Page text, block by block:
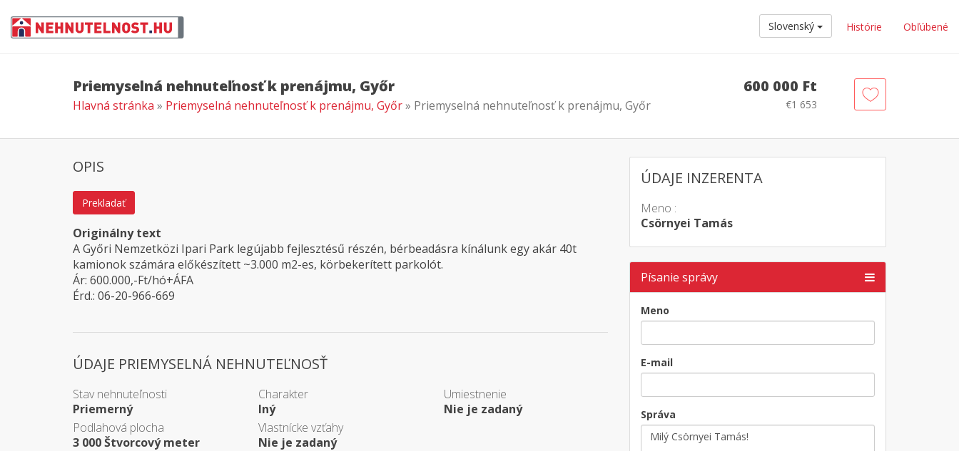
Slovenský Histórie Obľúbené
Priemyselná nehnuteľnosť k prenájmu, Győr
Hlavná stránka » Priemyselná nehnuteľnosť k prenájmu, Győr» Priemyselná nehnuteľnosť k prenájmu, Győr
600 000 Ft
€1 653
ÚDAJE INZERENTA
Meno :
Csörnyei Tamás
Písanie správy
Meno
E-mail
Správa
OPIS
Prekladať
Originálny text
A Győri Nemzetközi Ipari Park legújabb fejlesztésű részén, bérbeadásra kínálunk egy akár 40t
kamionok számára előkészített ~3.000 m2-es, körbekerített parkolót.
Ár: 600.000,-Ft/hó+ÁFA
Érd.: 06-20-966-669
ÚDAJE PRIEMYSELNÁ NEHNUTEĽNOSŤ
Stav nehnuteľnosti
Priemerný
Charakter
Iný
Umiestnenie
Nie je zadaný
Podlahová plocha
3 000 Štvorcový meter
Vlastnícke vzťahy
Nie je zadaný